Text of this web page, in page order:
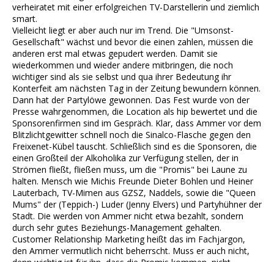
verheiratet mit einer erfolgreichen TV-Darstellerin und ziemlich
smart.
Vielleicht liegt er aber auch nur im Trend. Die "Umsonst-
Gesellschaft" wächst und bevor die einen zahlen, müssen die
anderen erst mal etwas gepudert werden. Damit sie
wiederkommen und wieder andere mitbringen, die noch
wichtiger sind als sie selbst und qua ihrer Bedeutung ihr
Konterfeit am nächsten Tag in der Zeitung bewundern können.
Dann hat der Partylöwe gewonnen. Das Fest wurde von der
Presse wahrgenommen, die Location als hip bewertet und die
Sponsorenfirmen sind im Gespräch. Klar, dass Ammer vor dem
Blitzlichtgewitter schnell noch die Sinalco-Flasche gegen den
Freixenet-Kübel tauscht. Schließlich sind es die Sponsoren, die
einen Großteil der Alkoholika zur Verfügung stellen, der in
Strömen fließt, fließen muss, um die "Promis" bei Laune zu
halten. Mensch wie Michis Freunde Dieter Bohlen und Heiner
Lauterbach, TV-Mimen aus GZSZ, Naddels, sowie die "Queen
Mums" der (Teppich-) Luder (Jenny Elvers) und Partyhühner der
Stadt. Die werden von Ammer nicht etwa bezahlt, sondern
durch sehr gutes Beziehungs-Management gehalten.
Customer Relationship Marketing heißt das im Fachjargon,
den Ammer vermutlich nicht beherrscht. Muss er auch nicht,